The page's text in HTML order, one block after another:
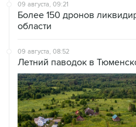
09 августа, 09:21
Более 150 дронов
области
09 августа, 08:52
Летний паводок в